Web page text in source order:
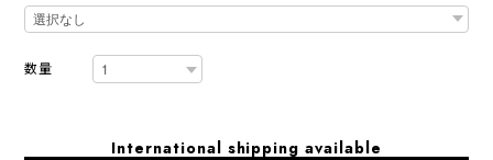
数量
International shipping available